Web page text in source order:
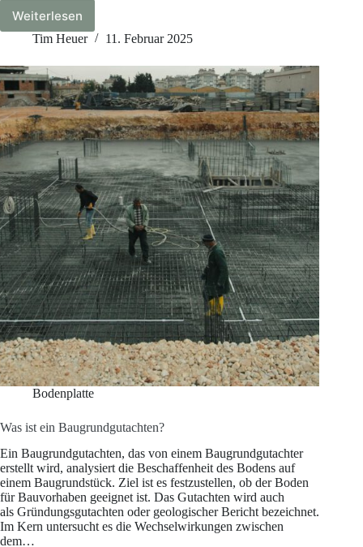
Weiterlesen
WU-
Beton:
perfekte
Baustoff
für
einen
trockenen
Keller
Tim Heuer 11. Februar 2025
Bodenplatte
Was ist ein Baugrundgutachten?
Ein Baugrundgutachten, das von einem Baugrundgutachter
erstellt wird, analysiert die Beschaffenheit des Bodens auf
einem Baugrundstück. Ziel ist es festzustellen, ob der Boden
für Bauvorhaben geeignet ist. Das Gutachten wird auch
als Gründungsgutachten oder geologischer Bericht bezeichnet.
Im Kern untersucht es die Wechselwirkungen zwischen
dem…